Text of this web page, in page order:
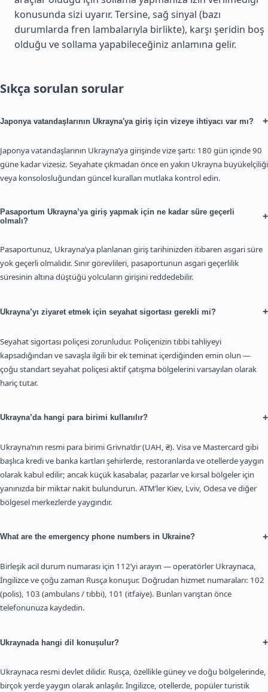
konusunda sizi uyarır. Tersine, sağ sinyal (bazı
durumlarda fren lambalarıyla birlikte), karşı şeridin boş
olduğu ve sollama yapabileceğiniz anlamına gelir.
Sıkça sorulan sorular
Japonya vatandaşlarının Ukrayna'ya giriş için vizeye ihtiyacı var mı? +
Japonya vatandaşlarının Ukrayna’ya girişinde vize şartı: 180 gün içinde 90
güne kadar vizesiz. Seyahate çıkmadan önce en yakın Ukrayna büyükelçiliği
veya konsolosluğundan güncel kuralları mutlaka kontrol edin.
Pasaportum Ukrayna’ya giriş yapmak için ne kadar süre geçerli
olmalı?
+
Pasaportunuz, Ukrayna’ya planlanan giriş tarihinizden itibaren asgari süre
yok geçerli olmalıdır. Sınır görevlileri, pasaportunun asgari geçerlilik
süresinin altına düştüğü yolcuların girişini reddedebilir.
Ukrayna’yı ziyaret etmek için seyahat sigortası gerekli mi? +
Seyahat sigortası poliçesi zorunludur. Poliçenizin tıbbi tahliyeyi
kapsadığından ve savaşla ilgili bir ek teminat içerdiğinden emin olun —
çoğu standart seyahat poliçesi aktif çatışma bölgelerini varsayılan olarak
hariç tutar.
Ukrayna’da hangi para birimi kullanılır? +
Ukrayna’nın resmi para birimi Grivna’dır (UAH, ₴). Visa ve Mastercard gibi
başlıca kredi ve banka kartları şehirlerde, restoranlarda ve otellerde yaygın
olarak kabul edilir; ancak küçük kasabalar, pazarlar ve kırsal bölgeler için
yanınızda bir miktar nakit bulundurun. ATM’ler Kiev, Lviv, Odesa ve diğer
bölgesel merkezlerde yaygındır.
What are the emergency phone numbers in Ukraine? +
Birleşik acil durum numarası için 112’yi arayın — operatörler Ukraynaca,
İngilizce ve çoğu zaman Rusça konuşur. Doğrudan hizmet numaraları: 102
(polis), 103 (ambulans / tıbbi), 101 (itfaiye). Bunları varıştan önce
telefonunuza kaydedin.
Ukraynada hangi dil konuşulur? +
Ukraynaca resmi devlet dilidir. Rusça, özellikle güney ve doğu bölgelerinde,
birçok yerde yaygın olarak anlaşılır. İngilizce, otellerde, popüler turistik